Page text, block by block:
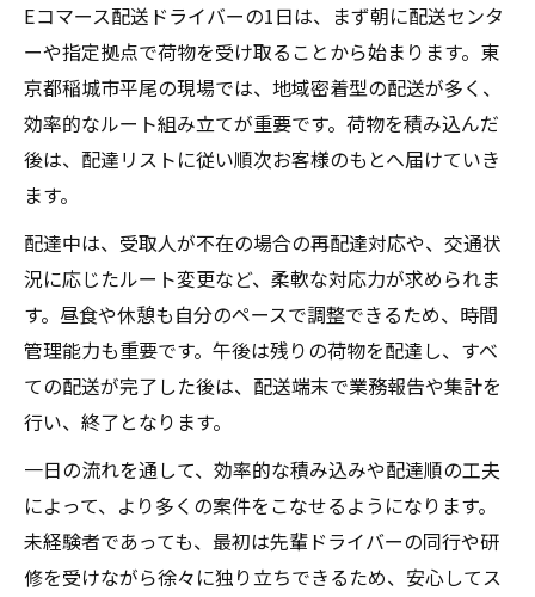
Eコマース配送ドライバーの1日は、まず朝に配送センタ
ーや指定拠点で荷物を受け取ることから始まります。東
京都稲城市平尾の現場では、地域密着型の配送が多く、
効率的なルート組み立てが重要です。荷物を積み込んだ
後は、配達リストに従い順次お客様のもとへ届けていき
ます。
配達中は、受取人が不在の場合の再配達対応や、交通状
況に応じたルート変更など、柔軟な対応力が求められま
す。昼食や休憩も自分のペースで調整できるため、時間
管理能力も重要です。午後は残りの荷物を配達し、すべ
ての配送が完了した後は、配送端末で業務報告や集計を
行い、終了となります。
一日の流れを通して、効率的な積み込みや配達順の工夫
によって、より多くの案件をこなせるようになります。
未経験者であっても、最初は先輩ドライバーの同行や研
修を受けながら徐々に独り立ちできるため、安心してス